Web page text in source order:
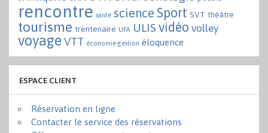
rencontre santé science Sport SVT théâtre
tourisme trentenaire UFA ULIS vidéo volley
voyage VTT économie-gestion éloquence
ESPACE CLIENT
Réservation en ligne
Contacter le service des réservations